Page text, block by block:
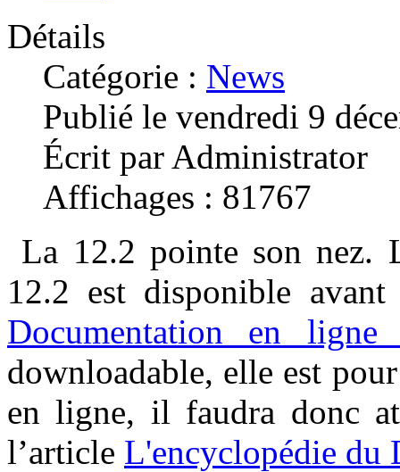
Détails
Catégorie : News
Publié le vendredi 9
Écrit par Administrator
Affichages : 81767
La 12.2 pointe son nez.
12.2 est disponible
Documentation en ligne
downloadable, elle est
en ligne, il faudra donc
l’article L'encyclopédie du